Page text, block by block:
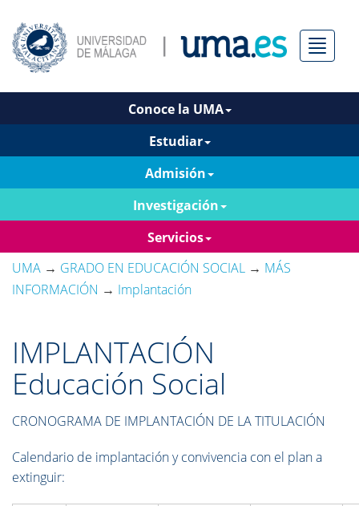
Menú
Conoce la UMA
Estudiar
Admisión
Investigación
Servicios
UMA → GRADO EN EDUCACIÓN SOCIAL → MÁS
INFORMACIÓN → Implantación
IMPLANTACIÓN
Educación Social
CRONOGRAMA DE IMPLANTACIÓN DE LA TITULACIÓN
Calendario de implantación y convivencia con el plan a
extinguir: